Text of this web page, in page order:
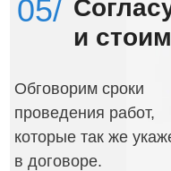
05/
и
Обговорим сроки
проведения работ,
которые так же
в договоре.